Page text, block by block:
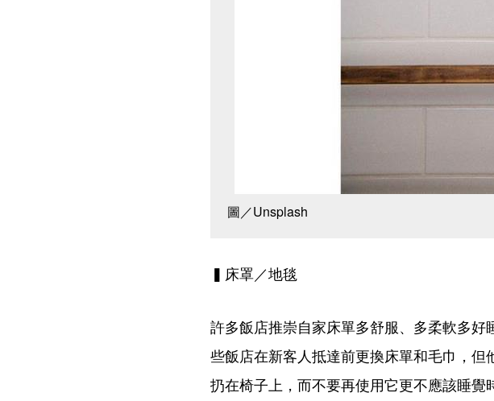
圖／Unsplash
▍床罩／地毯
許多飯店推崇自家床單多舒服、多柔軟多
些飯店在新客人抵達前更換床單和毛巾，
扔在椅子上，而不要再使用它更不應該睡覺